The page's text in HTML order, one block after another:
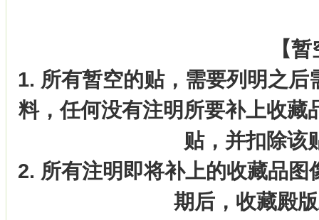
【
1. 所有暂空的贴，需要列明之
料，任何没有注明所要补上收藏
贴，并扣除该
2. 所有注明即将补上的收藏品
期后，收藏殿